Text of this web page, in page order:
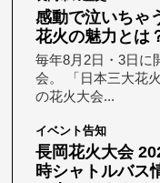
感動で泣いちゃ
花火の魅力とは
毎年8月2日・3日に
会。 「日本三大花
の花火大会...
イベント告知
長岡花火大会
時シャトルバス